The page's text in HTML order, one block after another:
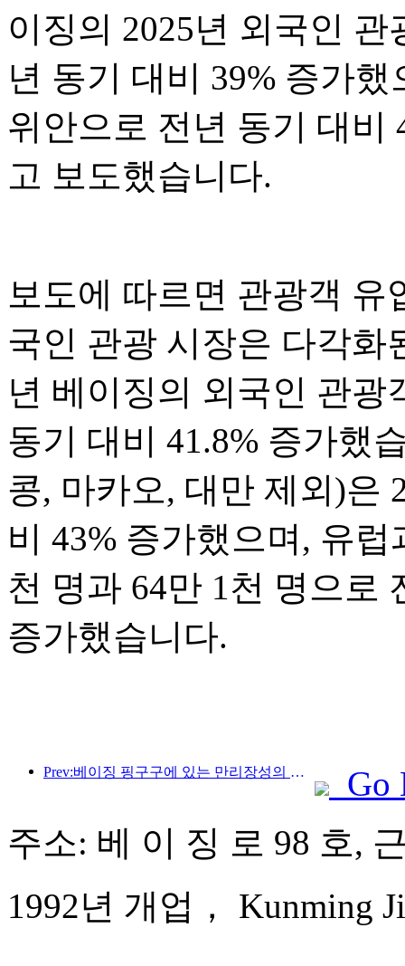
이징의 2025년 외국인
년 동기 대비 39% 증가
위안으로 전년 동기 대비
고 보도했습니다.
보도에 따르면 관광객
국인 관광 시장은 다각화
년 베이징의 외국인 관광
동기 대비 41.8% 증가했
콩, 마카오, 대만 제외)은
비 43% 증가했으며, 유
천 명과 64만 1천 명으로
증가했습니다.
Prev:베이징 핑구구에 있는 만리장성의 장쥔관 구간은 이르면 2026년 말에 일반에 개방될 예정이다.
Go
주소: 베 이 징 로 98 호,
1992년 개업， Kunming